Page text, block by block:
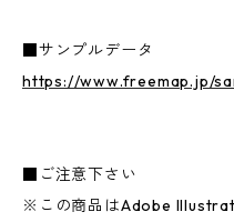
■サンプルデータ
https://www.freemap.jp/
■ご注意下さい
※この商品はAdobe